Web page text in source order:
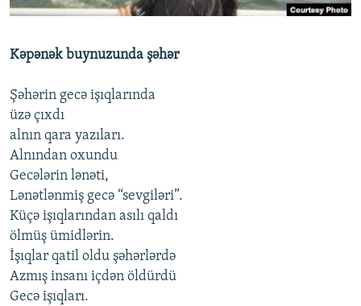
İZ - MƏDƏNIYYƏT PROQRAMI
MATERIALLARIMIZDAN ISTIFADƏ
BIZIMLƏ ƏLAQƏ
XƏBƏR BÜLLETENLƏRIMIZ
Kəpənək buynuzunda şəhər
Şəhərin gecə işıqlarında
üzə çıxdı
alnın qara yazıları.
Alnından oxundu
Gecələrin lənəti,
Lənətlənmiş gecə “sevgiləri”.
Küçə işıqlarından asılı qaldı
ölmüş ümidlərin.
İşıqlar qatil oldu şəhərlərdə
Azmış insanı içdən öldürdü
Gecə işıqları.